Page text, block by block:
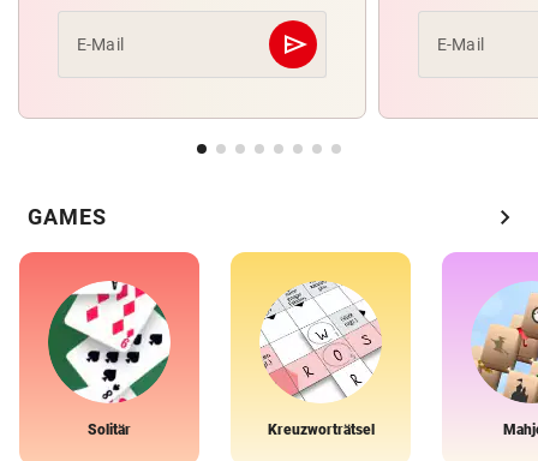
E-Mail send
Abschicken E-Mail
GAMES chevron_right
Solitär Kreuzworträtsel